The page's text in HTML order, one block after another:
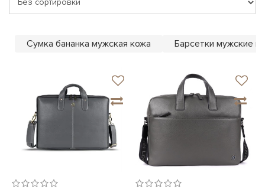
Показать все
Показать все
ЧЕХЛЫ ДЛЯ НОУТБУКОВ
Сумка бананка мужская кожа Барсетки мужские